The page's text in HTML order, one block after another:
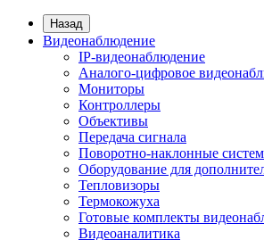
Назад
Видеонаблюдение
IP-видеонаблюдение
Аналого-цифровое
Мониторы
Контроллеры
Объективы
Передача сигнала
Поворотно-наклонные
Оборудование для
Тепловизоры
Термокожуха
Готовые комплекты
Видеоаналитика